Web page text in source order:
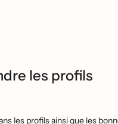
les profils
les profils ainsi que les